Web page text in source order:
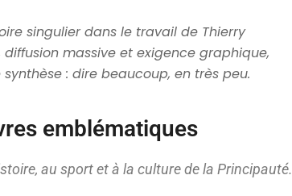
singulier dans le travail de Thierry
massive et exigence graphique,
: dire beaucoup, en très peu.
emblématiques
au sport et à la culture de la Principauté.